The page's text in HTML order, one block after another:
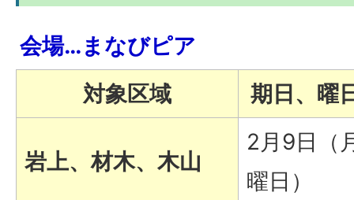
会場…まなびピア
対象区域
期日、曜
岩上、材木、木山
2月9日（
曜日）